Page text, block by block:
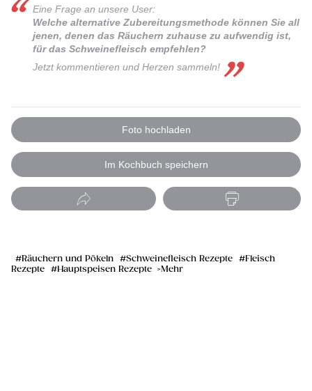
Eine Frage an unsere User:
Welche alternative Zubereitungsmethode können Sie all
jenen, denen das Räuchern zuhause zu aufwendig ist,
für das Schweinefleisch empfehlen?
Jetzt kommentieren und Herzen sammeln!
Foto hochladen
Im Kochbuch speichern
Räuchern und Pökeln Schweinefleisch Rezepte
Fleisch
Rezepte
Hauptspeisen Rezepte Mehr